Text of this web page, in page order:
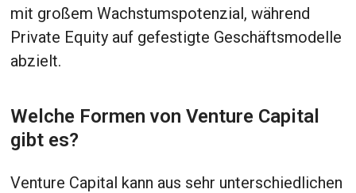
mit großem Wachstumspotenzial, während
Private Equity auf gefestigte Geschäftsmodelle
abzielt.
Welche Formen von Venture Capital
gibt es?
Venture Capital kann aus sehr unterschiedlichen